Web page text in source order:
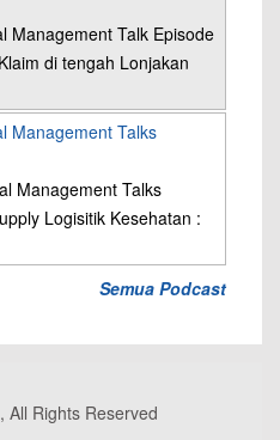
Management Talk Episode
di tengah Lonjakan
Management Talks
Management Talks
Logisitik Kesehatan :
Semua Podcast
Rights Reserved